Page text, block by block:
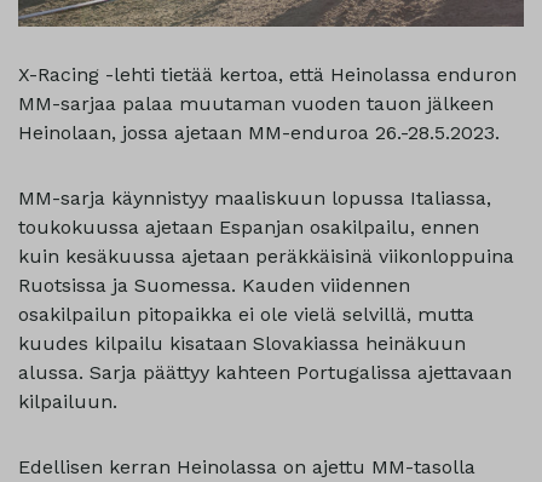
X-Racing -lehti tietää kertoa, että Heinolassa enduron
MM-sarjaa palaa muutaman vuoden tauon jälkeen
Heinolaan, jossa ajetaan MM-enduroa 26.-28.5.2023.
MM-sarja käynnistyy maaliskuun lopussa Italiassa,
toukokuussa ajetaan Espanjan osakilpailu, ennen
kuin kesäkuussa ajetaan peräkkäisinä viikonloppuina
Ruotsissa ja Suomessa. Kauden viidennen
osakilpailun pitopaikka ei ole vielä selvillä, mutta
kuudes kilpailu kisataan Slovakiassa heinäkuun
alussa. Sarja päättyy kahteen Portugalissa ajettavaan
kilpailuun.
Edellisen kerran Heinolassa on ajettu MM-tasolla